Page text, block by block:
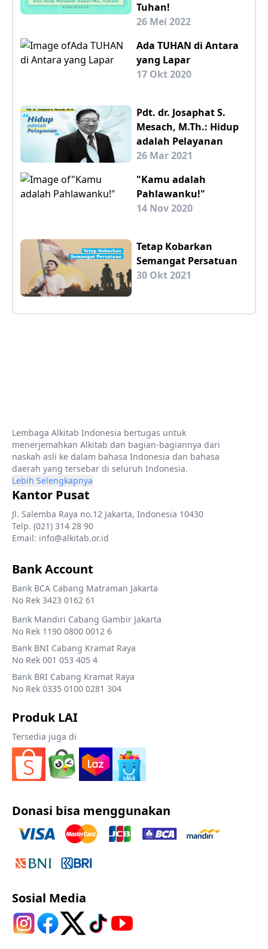
Tuhan!
26 Mei 2022
Ada TUHAN di Antara
yang Lapar
17 Okt 2020
Pdt. dr. Josaphat S.
Mesach, M.Th.: Hidup
adalah Pelayanan
26 Mar 2021
"Kamu adalah
Pahlawanku!"
14 Nov 2020
Tetap Kobarkan
Semangat Persatuan
30 Okt 2021
Lembaga Alkitab Indonesia bertugas untuk
menerjemahkan Alkitab dan bagian-bagiannya dari
naskah asli ke dalam bahasa Indonesia dan bahasa
daerah yang tersebar di seluruh Indonesia.
Lebih Selengkapnya
Kantor Pusat
Jl. Salemba Raya no.12 Jakarta, Indonesia 10430
Telp. (021) 314 28 90
Email: info@alkitab.or.id
Bank Account
Bank BCA Cabang Matraman Jakarta
No Rek 3423 0162 61
Bank Mandiri Cabang Gambir Jakarta
No Rek 1190 0800 0012 6
Bank BNI Cabang Kramat Raya
No Rek 001 053 405 4
Bank BRI Cabang Kramat Raya
No Rek 0335 0100 0281 304
Produk LAI
Tersedia juga di
Donasi bisa menggunakan
Sosial Media